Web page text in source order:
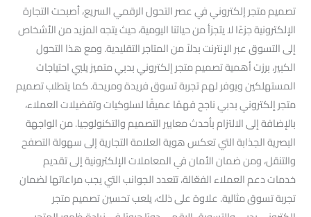
تصميم متجر إلكتروني في عصر التحول الرقمي السريع، أصبحت التجارة
الإلكترونية جزءًا لا يتجزأ من حياتنا اليومية، حيث يتجه المزيد من الأشخاص
إلى التسوق عبر الإنترنت بدلاً من المتاجر التقليدية. ومع هذا التحول
الكبير، برزت أهمية تصميم متجر إلكتروني بدبي متميز يلبي احتياجات
المستهلكين ويوفر لهم تجربة تسوق فريدة ومريحة. كما يتطلب تصميم
متجر إلكتروني بدبي ناجح فهمًا عميقًا لسلوكيات وتفضيلات العملاء،
بالإضافة إلى الالتزام بأحدث معايير التصميم والتكنولوجيا. من الواجهة
البصرية الجذابة التي تعكس هوية العلامة التجارية إلى سهولة التصفح
والتنقل، ومن ضمان الأمان في المعاملات الإلكترونية إلى تقديم
خدمات دعم العملاء الفعّالة، تتعدد الجوانب التي يجب مراعاتها لضمان
تجربة تسوق مثالية. علاوة على ذلك، يلعب تحسين تصميم متجر